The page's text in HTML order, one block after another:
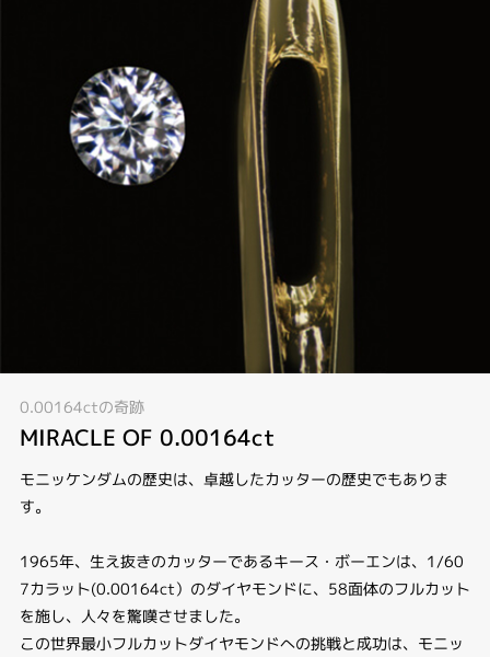
0.00164ctの奇跡
MIRACLE OF 0.00164ct
モニッケンダムの歴史は、卓越したカッターの歴史でもありま
す。
1965年、生え抜きのカッターであるキース・ボーエンは、1/60
7カラット(0.00164ct）のダイヤモンドに、58面体のフルカット
を施し、人々を驚嘆させました。
この世界最小フルカットダイヤモンドへの挑戦と成功は、モニッ